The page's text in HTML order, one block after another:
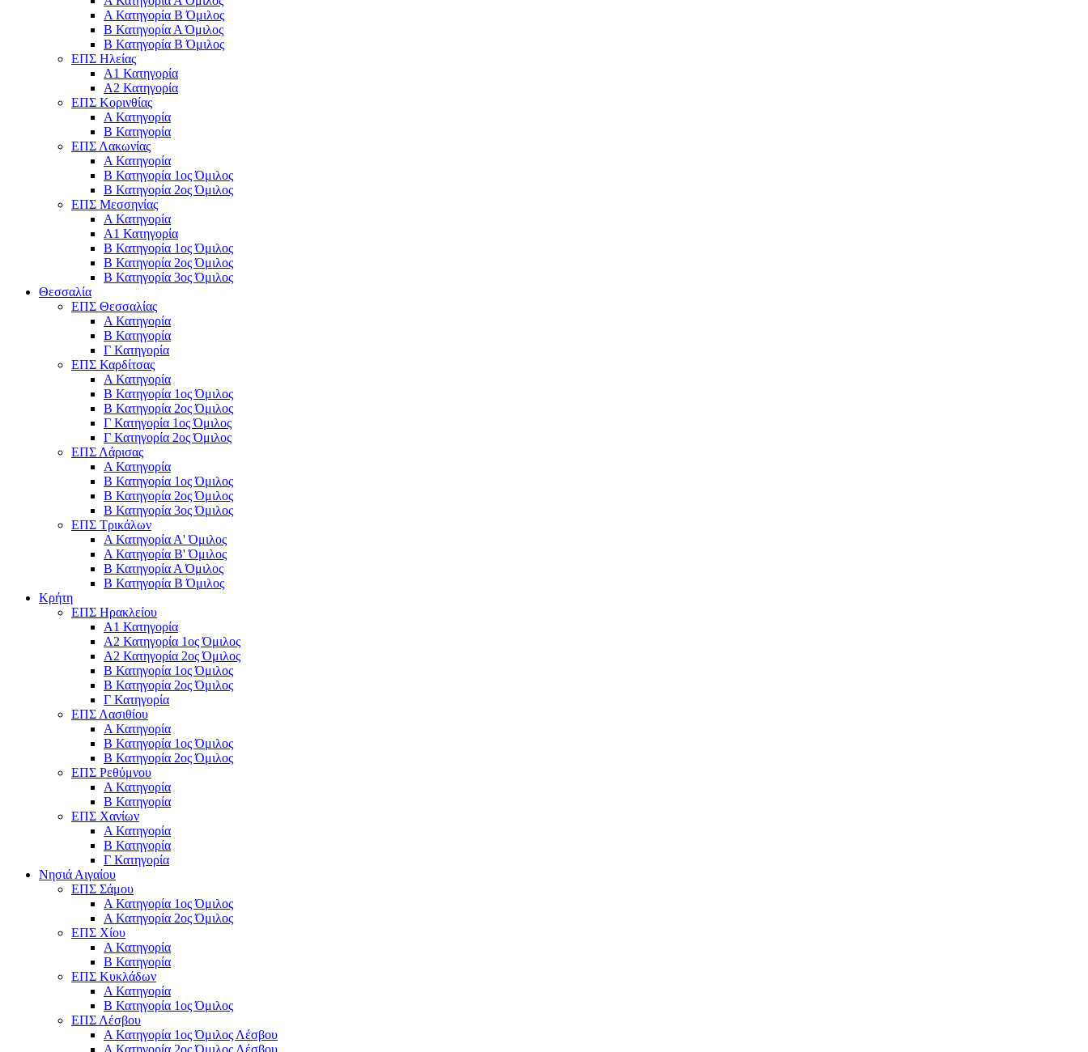
Α Κατηγορία Β Όμιλος
Β Κατηγορία Α Όμιλος
Β Κατηγορία Β Όμιλος
ΕΠΣ Ηλείας
Α1 Κατηγορία
Α2 Κατηγορία
ΕΠΣ Κορινθίας
Α Κατηγορία
Β Κατηγορία
ΕΠΣ Λακωνίας
Α Κατηγορία
Β Κατηγορία 1ος Όμιλος
Β Κατηγορία 2ος Όμιλος
ΕΠΣ Μεσσηνίας
Α Κατηγορία
Α1 Κατηγορία
Β Κατηγορία 1ος Όμιλος
Β Κατηγορία 2ος Όμιλος
Β Κατηγορία 3ος Όμιλος
Θεσσαλία
ΕΠΣ Θεσσαλίας
Α Κατηγορία
Β Κατηγορία
Γ Κατηγορία
ΕΠΣ Καρδίτσας
Α Κατηγορία
Β Κατηγορία 1ος Όμιλος
Β Κατηγορία 2ος Όμιλος
Γ Κατηγορία 1ος Όμιλος
Γ Κατηγορία 2ος Όμιλος
ΕΠΣ Λάρισας
Α Κατηγορία
Β Κατηγορία 1ος Όμιλος
Β Κατηγορία 2ος Όμιλος
Β Κατηγορία 3ος Όμιλος
ΕΠΣ Τρικάλων
Α Κατηγορία Α' Όμιλος
Α Κατηγορία Β' Όμιλος
Β Κατηγορία Α Όμιλος
Β Κατηγορία Β Όμιλος
Κρήτη
ΕΠΣ Ηρακλείου
Α1 Κατηγορία
Α2 Κατηγορία 1ος Όμιλος
Α2 Κατηγορία 2ος Όμιλος
Β Κατηγορία 1ος Όμιλος
Β Κατηγορία 2ος Όμιλος
Γ Κατηγορία
ΕΠΣ Λασιθίου
Α Κατηγορία
Β Κατηγορία 1ος Όμιλος
Β Κατηγορία 2ος Όμιλος
ΕΠΣ Ρεθύμνου
Α Κατηγορία
Β Κατηγορία
ΕΠΣ Χανίων
Α Κατηγορία
Β Κατηγορία
Γ Κατηγορία
Νησιά Αιγαίου
ΕΠΣ Σάμου
Α Κατηγορία 1ος Όμιλος
Α Κατηγορία 2ος Όμιλος
ΕΠΣ Χίου
Α Κατηγορία
Β Κατηγορία
ΕΠΣ Κυκλάδων
Α Κατηγορία
Β Κατηγορία 1ος Όμιλος
ΕΠΣ Λέσβου
Α Κατηγορία 1ος Όμιλος Λέσβου
Α Κατηγορία 2ος Όμιλος Λέσβου